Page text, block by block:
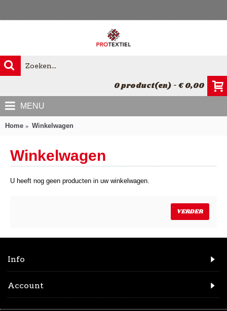
0 product(en) - € 0,00
MENU
Home Winkelwagen
Winkelwagen
U heeft nog geen producten in uw winkelwagen.
VERDER
Info
Account